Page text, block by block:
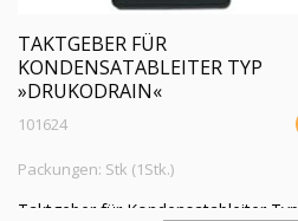
TAKTGEBER FÜR
KONDENSATABLEITER TYP
»DRUKODRAIN«
101624
Packungen: Stk (1Stk.)
Taktgeber für Kondensatableiter Typ